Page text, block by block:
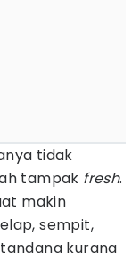
tidak
tampak fresh.
makin
sempit,
kurang